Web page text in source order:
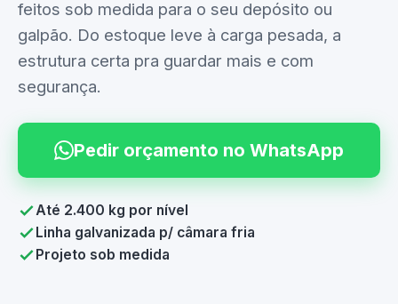
feitos sob medida para o seu depósito ou
galpão. Do estoque leve à carga pesada, a
estrutura certa pra guardar mais e com
segurança.
Pedir orçamento no WhatsApp
Até 2.400 kg por nível
Linha galvanizada p/ câmara fria
Projeto sob medida